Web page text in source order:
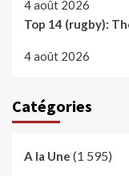
4 août 2026
Top 14 (rugby):
4 août 2026
Catégories
A la Une (1 595)